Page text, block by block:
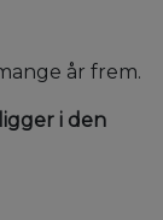
år frem.
i den